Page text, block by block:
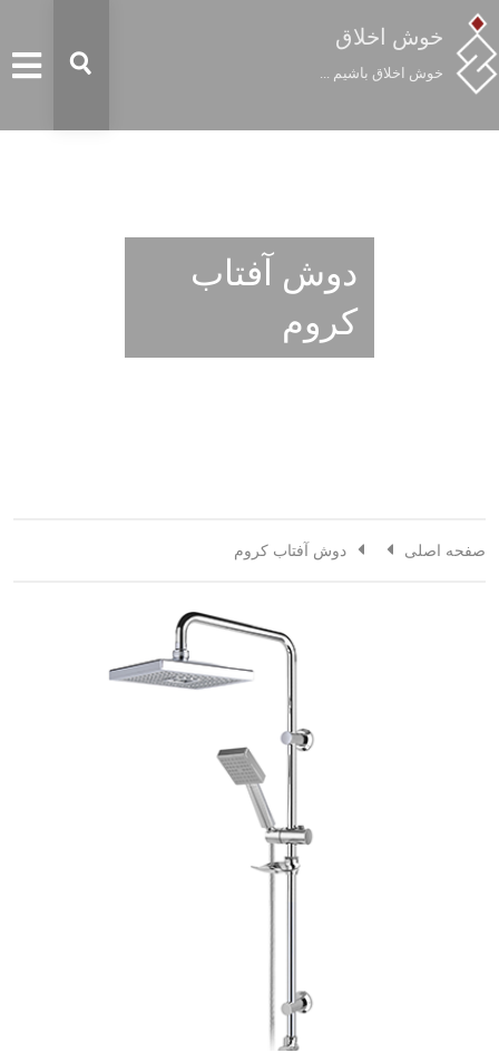
خوش اخلاق
خوش اخلاق باشیم ...
دوش آفتاب
کروم
صفحه اصلی دوش آفتاب کروم